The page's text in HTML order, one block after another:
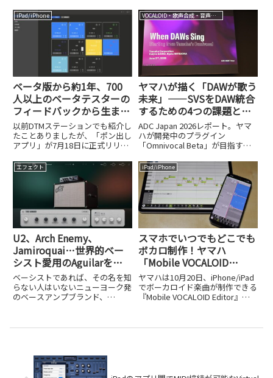
月31日までの18,120円セール情
報を紹介します。
Studiosの一部である
Audiomoversが開発するこの遠
隔コラボレーションツールは、世
界中どこか...
iPad/iPhone
ベータ版から約1年、700
人以上のベータテスターの
フィードバックから生まれ
た日本製「ポン出しアプ
リ」を試してみた
以前DTMステーションでも紹介し
たことありましたが、「ポン出し
アプリ」が7月18日に正式リリー
り、iPhoneやiPad、MacでBGMや
効果音の「ポン出し」ができるア
プリケーションで、ボタンをタッ
プするだけで...
VOCALOID・歌声合成・音声合成
ヤマハが描く「DAWが歌う
未来」——SVSをDAW統合
するための4つの課題と
は？【ADC Japan 2026レ
ポート②】
ADC Japan 2026レポート。ヤマ
ハが開発中のプラグイン
「Omnivocal Beta」が目指す、
完結する歌声合成とは。統合を阻
む4つの技術課題と解決アプロー
チを詳しく紹介します。
エフェクト
U2、Arch Enemy、
Jamiroquai…世界的ベー
シスト愛用のAguilarを
KORGがAIでプラグイン
化！「Aguilar Plugin
Suite」開発者インタビュ
ベーシストであれば、その名を知
らない人はいないニューヨーク発
のベースアンプブランド、
Sharlee D'Angelo、Alicia Keys
iPad/iPhone
スマホでいつでもどこでも
ボカロ制作！ヤマハ
「Mobile VOCALOID
Editor」がAI対応でパワー
アップ
ヤマハは10月20日、iPhone/iPad
でボーカロイド楽曲が制作できる
『Mobile VOCALOID Editor』の
格設定に加え、14日間の無料体